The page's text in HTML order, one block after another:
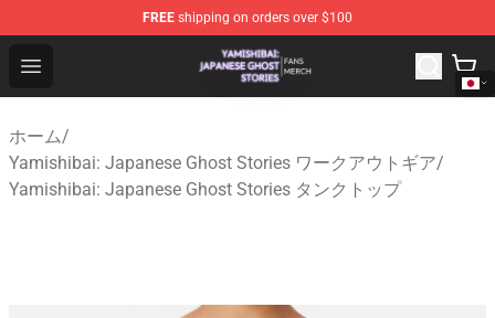
FREE shipping on orders over $100
Open menu
Yamishibai: Japanese Ghost Stories Shop - Official
ホーム/
Yamishibai: Japanese Ghost Stories ワークアウトギア/
Yamishibai: Japanese Ghost Stories タンクトップ